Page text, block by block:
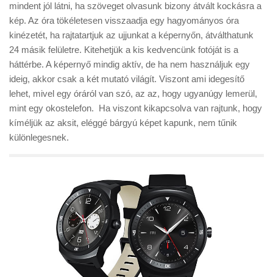
mindent jól látni, ha szöveget olvasunk bizony átvált kockásra a
kép. Az óra tökéletesen visszaadja egy hagyományos óra
kinézetét, ha rajtatartjuk az ujjunkat a képernyőn, átválthatunk
24 másik felületre. Kitehetjük a kis kedvencünk fotóját is a
háttérbe. A képernyő mindig aktív, de ha nem használjuk egy
ideig, akkor csak a két mutató világít. Viszont ami idegesítő
lehet, mivel egy óráról van szó, az az, hogy ugyanúgy lemerül,
mint egy okostelefon. Ha viszont kikapcsolva van rajtunk, hogy
kíméljük az aksit, eléggé bárgyú képet kapunk, nem tűnik
különlegesnek.